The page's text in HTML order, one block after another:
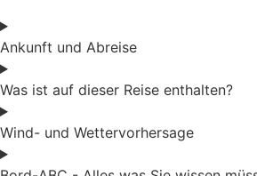
Ankunft und Abreise
Was ist auf dieser Reise enthalten?
Wind- und Wettervorhersage